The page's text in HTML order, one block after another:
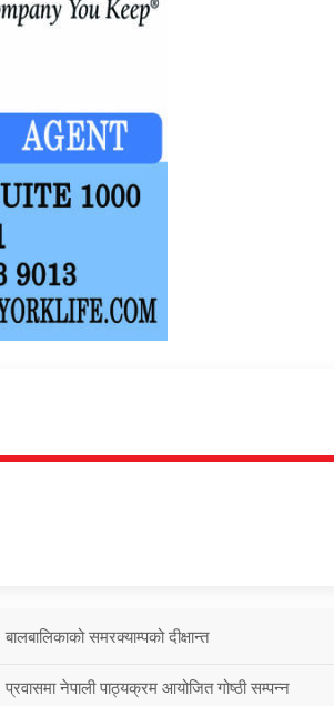
बालबालिकाको समरक्याम्पको दीक्षान्त
प्रवासमा नेपाली पाठ्यक्रम आयोजित गोष्ठी सम्पन्न